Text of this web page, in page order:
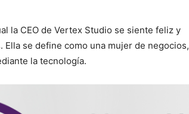
la CEO de Vertex Studio se siente feliz y
se define como una mujer de negocios,
la tecnología.